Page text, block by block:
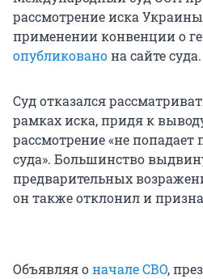
рассмотрение иска
применении конвенции о
опубликованона сайте суда.
Суд отказался
рамках иска, придя к
рассмотрение «не
суда». Большинство
предварительных
он также отклонил и
Объявляя оначале СВО,